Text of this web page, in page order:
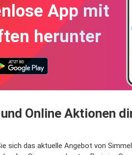
App mit
herunter
Online Aktionen
sich das aktuelle Angebot von